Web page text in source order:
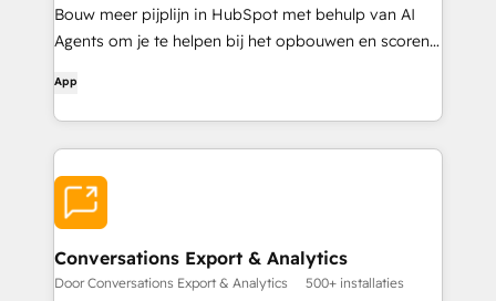
Bouw meer pijplijn in HubSpot met behulp van AI
Agents om je te helpen bij het opbouwen en scoren
Linkedin) en sluit vervolgens de warme leads op je
site met de #1 Inbound Prospecting Agent.
App
Conversations Export & Analytics
Door Conversations Export & Analytics 500+ installaties